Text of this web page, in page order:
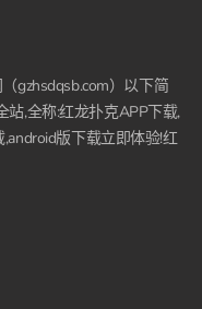
gzhsdqsb.com）以下简
,全称:红龙扑克APP下载,
版下载立即体验!红